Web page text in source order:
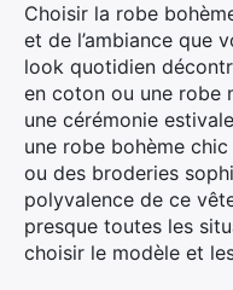
Choisir la robe
et de l’ambiance que
look quotidien
en coton ou une robe
une cérémonie
une robe bohème
ou des broderies
polyvalence de ce
presque toutes les
choisir le modèle et